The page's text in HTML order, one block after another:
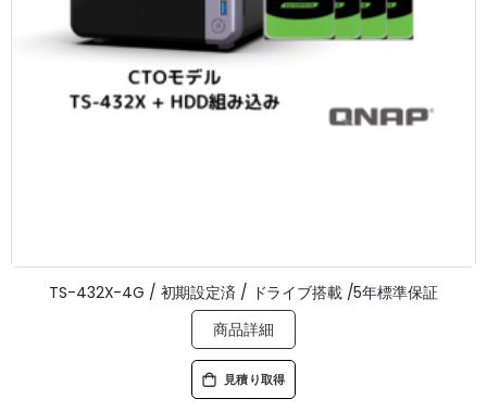
TS-432X-4G / 初期設定済 / ドライブ搭載 /5年標準保証
商品詳細
見積り取得